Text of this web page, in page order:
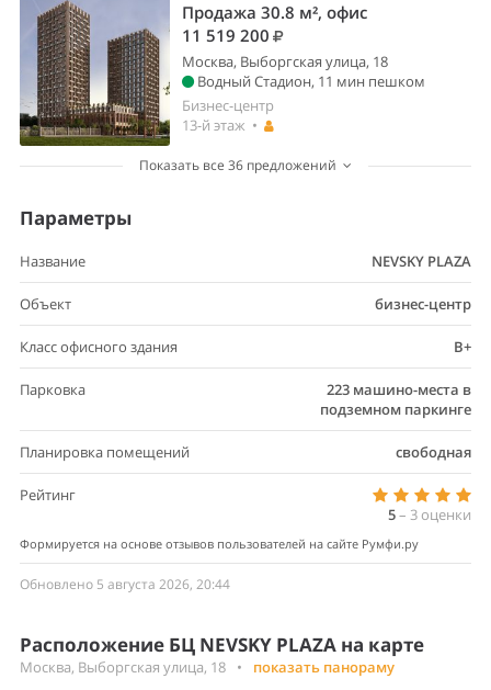
Продажа 30.8 м², офис
11 519 200
Москва, Выборгская улица, 18
Водный Стадион, 11 мин пешком
Бизнес-центр
13-й этаж •
Показать все 36 предложений
Параметры
Название NEVSKY PLAZA
Объект бизнес-центр
Класс офисного здания B+
Парковка
223 машино-места в
подземном паркинге
Планировка помещений свободная
Рейтинг
5– 3 оценки
Формируется на основе отзывов пользователей на сайте Румфи.ру
Обновлено 5 августа 2026, 20:44
Расположение БЦ NEVSKY PLAZA на карте
Москва, Выборгская улица, 18 • показать панораму